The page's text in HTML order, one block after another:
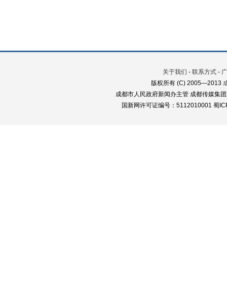
关于我们 - 联系方式 -
版权所有 (C) 2005—2013
成都市人民政府新闻办主管 成都传媒集
国新网许可证编号：5112010001 蜀